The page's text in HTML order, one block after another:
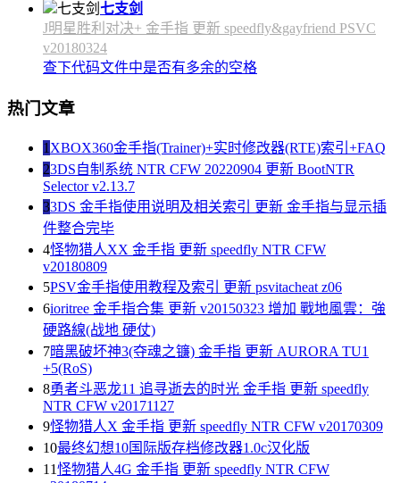
七支剑
J明星胜利对决+ 金手指 更新 speedfly&gayfriend PSVC
v20180324
查下代码文件中是否有多余的空格
热门文章
1 XBOX360金手指(Trainer)+实时修改器(RTE)索引+FAQ
23DS自制系统 NTR CFW 20220904 更新 BootNTR
Selector v2.13.7
33DS 金手指使用说明及相关索引 更新 金手指与显示插
件整合完毕
4怪物猎人XX 金手指 更新 speedfly NTR CFW
v20180809
5PSV金手指使用教程及索引 更新 psvitacheat z06
6ioritree 金手指合集 更新 v20150323 增加 戰地風雲：強
硬路線(战地 硬仗)
7暗黑破坏神3(夺魂之镰) 金手指 更新 AURORA TU1
+5(RoS)
8勇者斗恶龙11 追寻逝去的时光 金手指 更新 speedfly
NTR CFW v20171127
9怪物猎人X 金手指 更新 speedfly NTR CFW v20170309
10最终幻想10国际版存档修改器1.0c汉化版
11怪物猎人4G 金手指 更新 speedfly NTR CFW